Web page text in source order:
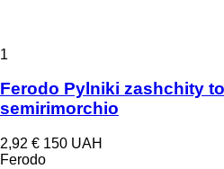
1
Ferodo Pylniki zashchity
semirimorchio
2,92 € 150 UAH
Ferodo